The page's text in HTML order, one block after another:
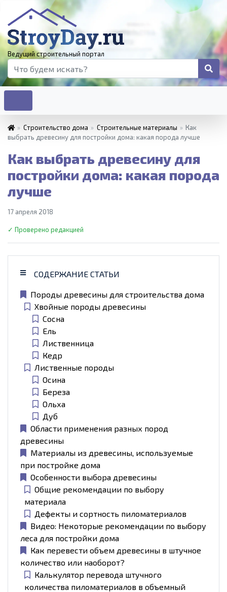
Ведущий строительный портал
» Строительство дома » Строительные материалы » Как
выбрать древесину для постройки дома: какая порода лучше
Как выбрать древесину для
постройки дома: какая порода
лучше
17 апреля 2018
✓ Проверено редакцией
СОДЕРЖАНИЕ СТАТЬИ
Породы древесины для строительства дома
Хвойные породы древесины
Сосна
Ель
Лиственница
Кедр
Лиственные породы
Осина
Береза
Ольха
Дуб
Области применения разных пород
древесины
Материалы из древесины, используемые
при постройке дома
Особенности выбора древесины
Общие рекомендации по выбору
материала
Дефекты и сортность пиломатериалов
Видео: Некоторые рекомендации по выбору
леса для постройки дома
Как перевести объем древесины в штучное
количество или наоборот?
Калькулятор перевода штучного
количества пиломатериалов в объемный